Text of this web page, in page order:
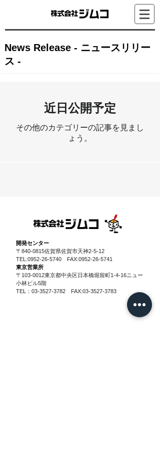
News Release - ニュースリリー
ス -
近日公開予定
その他のカテゴリーの記事を見まし
ょう。
​開発センター
〒840-0815佐賀県佐賀市天神2-5-12
TEL:0952-26-5740 FAX:0952-26-5741
東京営業所
〒103-0012東京都中央区日本橋堀留町1-4-16ニュー
小林ビル5階
TEL： 03-3527-3782 FAX:03-3527-3783